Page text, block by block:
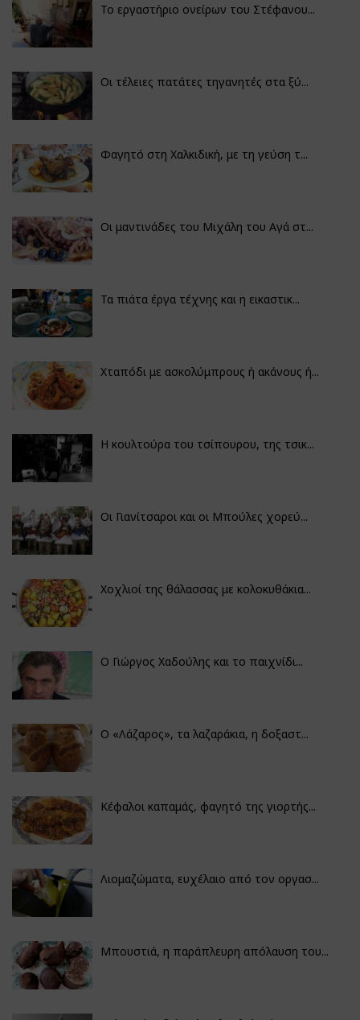
Το εργαστήριο ονείρων του Στέφανου...
Οι τέλειες πατάτες τηγανητές στα ξύ...
Φαγητό στη Χαλκιδική, με τη γεύση τ...
Οι μαντινάδες του Μιχάλη του Αγά στ...
Τα πιάτα έργα τέχνης και η εικαστικ...
Χταπόδι με ασκολύμπρους ή ακάνους ή...
Η κουλτούρα του τσίπουρου, της τσικ...
Οι Γιανίτσαροι και οι Μπούλες χορεύ...
Χοχλιοί της θάλασσας με κολοκυθάκια...
Ο Γιώργος Χαδούλης και το παιχνίδι...
Ο «Λάζαρος», τα λαζαράκια, η δοξαστ...
Κέφαλοι καπαμάς, φαγητό της γιορτής...
Λιομαζώματα, ευχέλαιο από τον οργασ...
Μπουστιά, η παράπλευρη απόλαυση του...